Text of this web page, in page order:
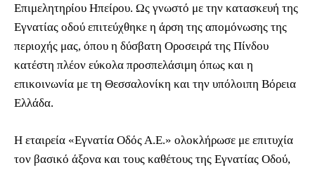
Επιμελητηρίου Ηπείρου. Ως γνωστό με την κατασκευή της
Εγνατίας οδού επιτεύχθηκε η άρση της απομόνωσης της
περιοχής μας, όπου η δύσβατη Οροσειρά της Πίνδου
κατέστη πλέον εύκολα προσπελάσιμη όπως και η
επικοινωνία με τη Θεσσαλονίκη και την υπόλοιπη Βόρεια
Ελλάδα.
Η εταιρεία «Εγνατία Οδός Α.Ε.» ολοκλήρωσε με επιτυχία
τον βασικό άξονα και τους καθέτους της Εγνατίας Οδού,